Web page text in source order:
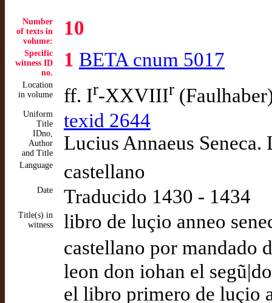
Number
of texts in
volume:
10
Specific
witness ID
no.
1 BETA cnum 5017
Location
in volume
ff. Ir-XXVIIIr
Uniform
Title
IDno,
Author
and Title
texid 2644
Lucius Annaeus
Language castellano
Date Traducido 1430 - 1434
Title(s) in
witness
libro de luçio anneo
castellano por mandado
leon don iohan el
el libro primero de luçio